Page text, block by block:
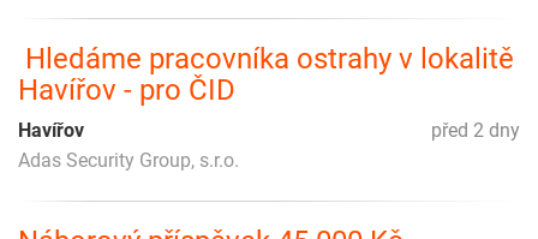
️ Hledáme pracovníka ostrahy v lokalitě
Havířov - pro ČID
před 2 dny
Havířov
Adas Security Group, s.r.o.